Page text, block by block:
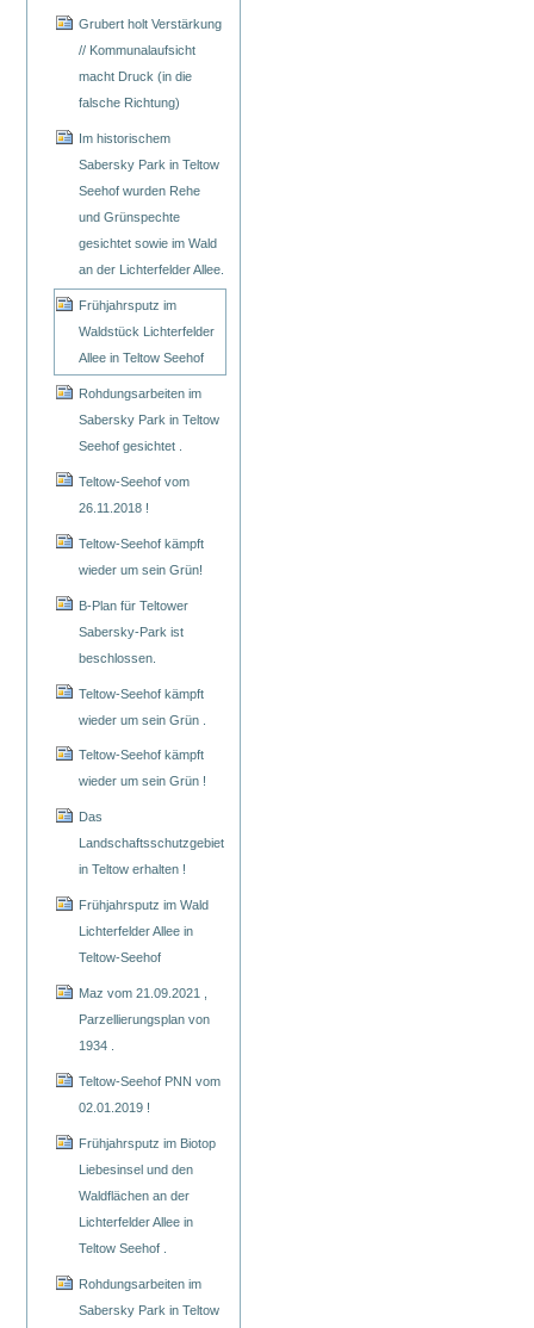
Grubert holt Verstärkung
// Kommunalaufsicht
macht Druck (in die
falsche Richtung)
Im historischem
Sabersky Park in Teltow
Seehof wurden Rehe
und Grünspechte
gesichtet sowie im Wald
an der Lichterfelder Allee.
Frühjahrsputz im
Waldstück Lichterfelder
Allee in Teltow Seehof
Rohdungsarbeiten im
Sabersky Park in Teltow
Seehof gesichtet .
Teltow-Seehof vom
26.11.2018 !
Teltow-Seehof kämpft
wieder um sein Grün!
B-Plan für Teltower
Sabersky-Park ist
beschlossen.
Teltow-Seehof kämpft
wieder um sein Grün .
Teltow-Seehof kämpft
wieder um sein Grün !
Das
Landschaftsschutzgebiet
in Teltow erhalten !
Frühjahrsputz im Wald
Lichterfelder Allee in
Teltow-Seehof
Maz vom 21.09.2021 ,
Parzellierungsplan von
1934 .
Teltow-Seehof PNN vom
02.01.2019 !
Frühjahrsputz im Biotop
Liebesinsel und den
Waldflächen an der
Lichterfelder Allee in
Teltow Seehof .
Rohdungsarbeiten im
Sabersky Park in Teltow